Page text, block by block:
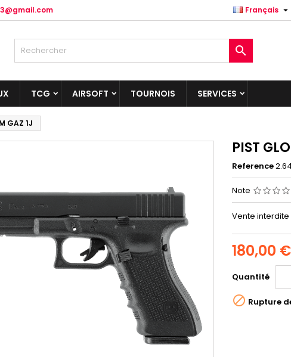
Français 

TCG AIRSOFT TOURNOIS SERVICES
GAZ 1J
PIST
Reference
Note
Vente interdite
180,00 €
Quantité
 Rupture